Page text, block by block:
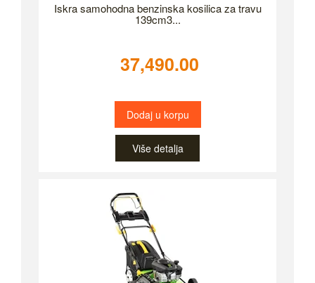
Iskra samohodna benzinska kosilica za travu
139cm3...
37,490.00
Dodaj u korpu
Više detalja